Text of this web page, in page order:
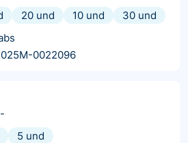
20 und 10 und
30 und
0022096
-
5 und